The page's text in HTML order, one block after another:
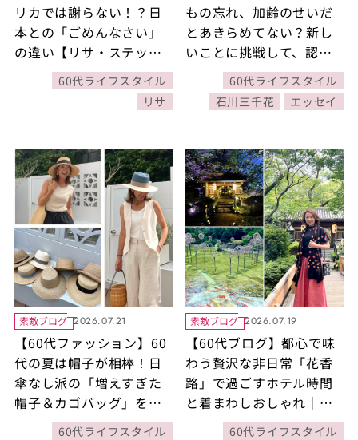
リカでは謝らない！？日
本との「ごめんなさい」
の違い【リサ・ステッグ
マイヤーの二拠点生活
Diary】
60代ライフスタイル
リサ
もの忘れ、加齢のせいだ
とあきらめてない？新し
いことに挑戦して、認知
機能を強化！【石川三千
花さん・エッセイ】
60代ライフスタイル
石川三千花
エッセイ
素敵ブログ 2026.07.21
【60代ファッション】60
代の夏は帽子が相棒！日
傘なし派の「増えすぎた
帽子＆カゴバッグ」を躊
躇なく断捨離してみたお
60代ライフスタイル
素敵ブログ 2026.07.19
【60代ブログ】都心で味
わう贅沢な非日常「花香
路」で過ごすホテル時間
と着まわしおしゃれ｜素
敵ブロガー鈴木恵さん
60代ライフスタイル